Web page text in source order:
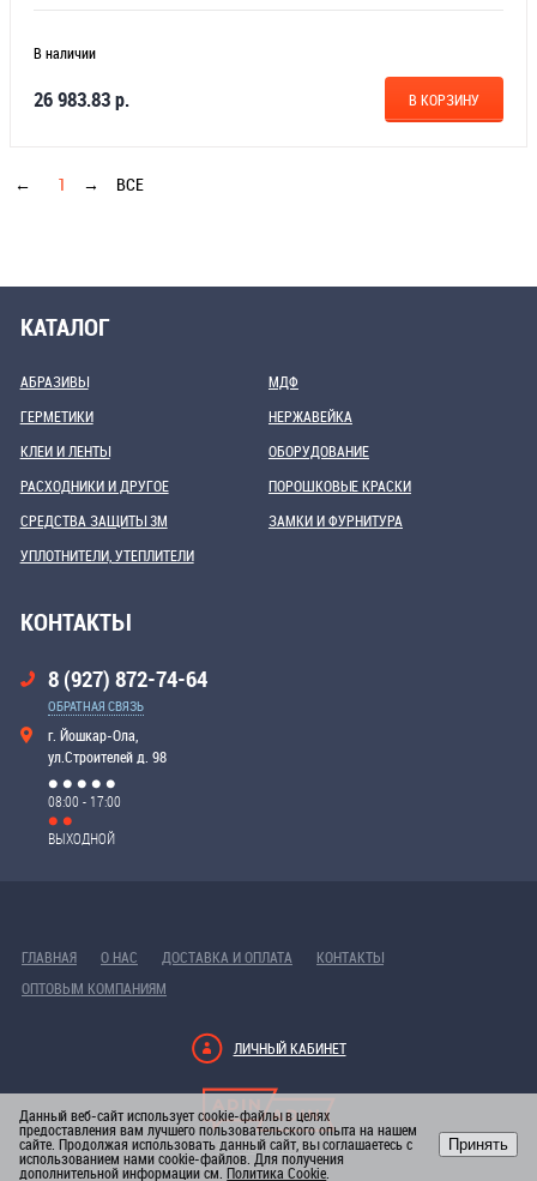
В наличии
26 983.83 р. В КОРЗИНУ
← 1 → ВСЕ
КАТАЛОГ
АБРАЗИВЫ
ГЕРМЕТИКИ
КЛЕИ И ЛЕНТЫ
МДФ
НЕРЖАВЕЙКА
ОБОРУДОВАНИЕ
РАСХОДНИКИ И ДРУГОЕ
СРЕДСТВА ЗАЩИТЫ 3М
УПЛОТНИТЕЛИ, УТЕПЛИТЕЛИ
ПОРОШКОВЫЕ КРАСКИ
ЗАМКИ И ФУРНИТУРА
КОНТАКТЫ
8 (927) 872-74-64
ОБРАТНАЯ СВЯЗЬ
г. Йошкар-Ола,
ул.Строителей д. 98
08:00 - 17:00
ВЫХОДНОЙ
ГЛАВНАЯ О НАС ДОСТАВКА И ОПЛАТА
КОНТАКТЫ
ОПТОВЫМ КОМПАНИЯМ
ЛИЧНЫЙ КАБИНЕТ
РАЗРАБОТКА САЙТА
Данный веб-сайт использует cookie-файлы в целях
предоставления вам лучшего пользовательского опыта на нашем
сайте. Продолжая использовать данный сайт, вы соглашаетесь с
использованием нами cookie-файлов. Для получения
дополнительной информации см.Политика Cookie
Принять